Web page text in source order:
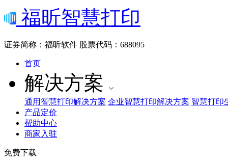
福昕智慧打印
证券简称：福昕软件 股票代码：688095
首页
解决方案
通用智慧打印解决方案 企业智慧打印解决方案 智慧打印
产品定价
帮助中心
商家入驻
免费下载